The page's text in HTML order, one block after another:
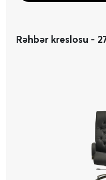
Rəhbər kreslosu -